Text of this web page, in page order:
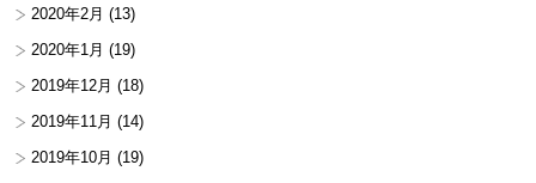
2020年2月 (13)
2020年1月 (19)
2019年12月 (18)
2019年11月 (14)
2019年10月 (19)